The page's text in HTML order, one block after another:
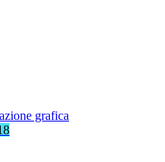
grafica